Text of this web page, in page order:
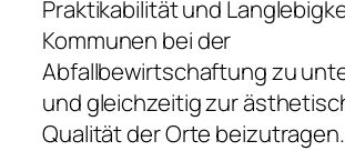
Praktikabilität und
Kommunen bei der
Abfallbewirtschaftung zu
und gleichzeitig zur
Qualität der Orte beizutragen.